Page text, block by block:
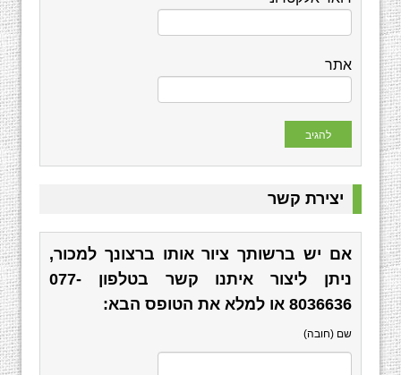
אתר
יצירת קשר
אם יש ברשותך ציור אותו ברצונך למכור,
ניתן ליצור איתנו קשר בטלפון 077-
8036636 או למלא את הטופס הבא:
שם (חובה)